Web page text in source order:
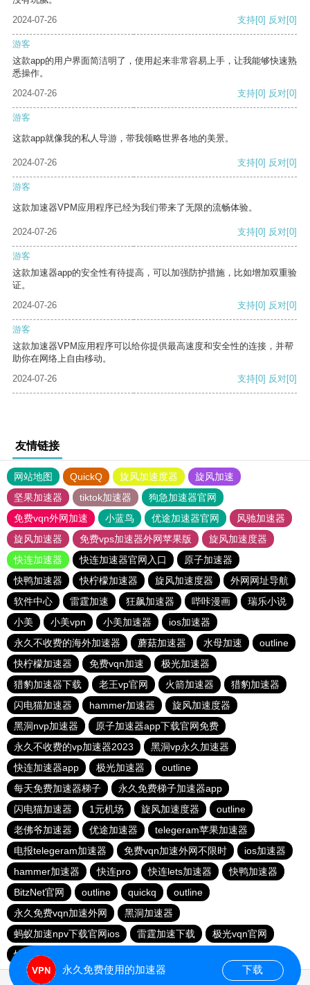
2024-07-26
支持[0] 反对[0]
游客
这款app的用户界面简洁明了，使用起来非常容易上手，让我能够快速熟
悉操作。
2024-07-26
支持[0] 反对[0]
游客
这款app就像我的私人导游，带我领略世界各地的美景。
2024-07-26 支持[0] 反对[0]
游客
这款加速器VPM应用程序已经为我们带来了无限的流畅体验。
2024-07-26 支持[0] 反对[0]
游客
这款加速器app的安全性有待提高，可以加强防护措施，比如增加双重验
证。
2024-07-26
支持[0] 反对[0]
游客
这款加速器VPM应用程序可以给你提供最高速度和安全性的连接，并帮
助你在网络上自由移动。
2024-07-26
支持[0] 反对[0]
友情链接
网站地图 QuickQ 旋风加速度器
旋风加速
坚果加速器
tiktok加速器
狗急加速器官网
免费vqn外网加速
小蓝鸟 优途加速器官网
风驰加速器
旋风加速器
免费vps加速器外网苹果版
旋风加速度器
快连加速器
快连加速器官网入口
原子加速器
快鸭加速器
快柠檬加速器 旋风加速度器
外网网址导航
软件中心
雷霆加速 狂飙加速器 哔咔漫画
瑞乐小说
小美
小美vpn 小美加速器
ios加速器
永久不收费的海外加速器
蘑菇加速器 水母加速
outline
快柠檬加速器
免费vqn加速
极光加速器
猎豹加速器下载
老王vp官网 火箭加速器
猎豹加速器
闪电猫加速器
hammer加速器
旋风加速度器
黑洞nvp加速器
原子加速器app下载官网免费
永久不收费的vp加速器2023
黑洞vp永久加速器
快连加速器app
极光加速器
outline
每天免费加速器梯子
永久免费梯子加速器app
闪电猫加速器
1元机场 旋风加速度器
outline
老佛爷加速器
优途加速器
telegeram苹果加速器
电报telegeram加速器
免费vqn加速外网不限时
ios加速器
hammer加速器
快连pro 快连lets加速器
快鸭加速器
BitzNet官网
outline quickq
outline
永久免费vqn加速外网
黑洞加速器
蚂蚁加速npv下载官网ios
雷霆加速下载
极光vqn官网
快柠檬app下载
永久免费使用的加速器 下载